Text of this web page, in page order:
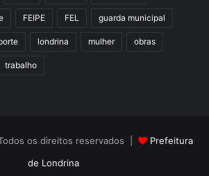
FEIPE FEL guarda municipal
londrina mulher obras
trabalho
os direitos reservados |
Prefeitura
de Londrina